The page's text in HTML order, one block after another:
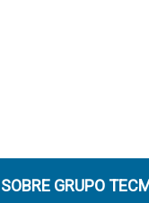
SOBRE GRUPO